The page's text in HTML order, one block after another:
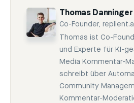
Thomas Danninger
Co-Founder,
Thomas ist Co-
und Experte für KI-
Media Kommentar-
schreibt über
Community
Kommentar-